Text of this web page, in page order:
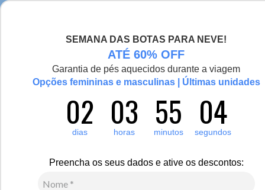
SEMANA DAS BOTAS PARA NEVE!
ATÉ 60% OFF
Garantia de pés aquecidos durante a viagem
Opções femininas e masculinas | Últimas unidades
02
dias 03
horas 55
minutos 03
segundos
Preencha os seus dados e ative os descontos:
Vídeo